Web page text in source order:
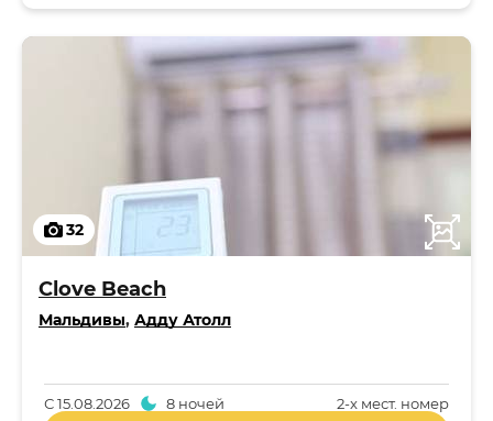
32
Clove Beach
Мальдивы, Адду Атолл
2-x мест. номер
С15.08.2026 8 ночей